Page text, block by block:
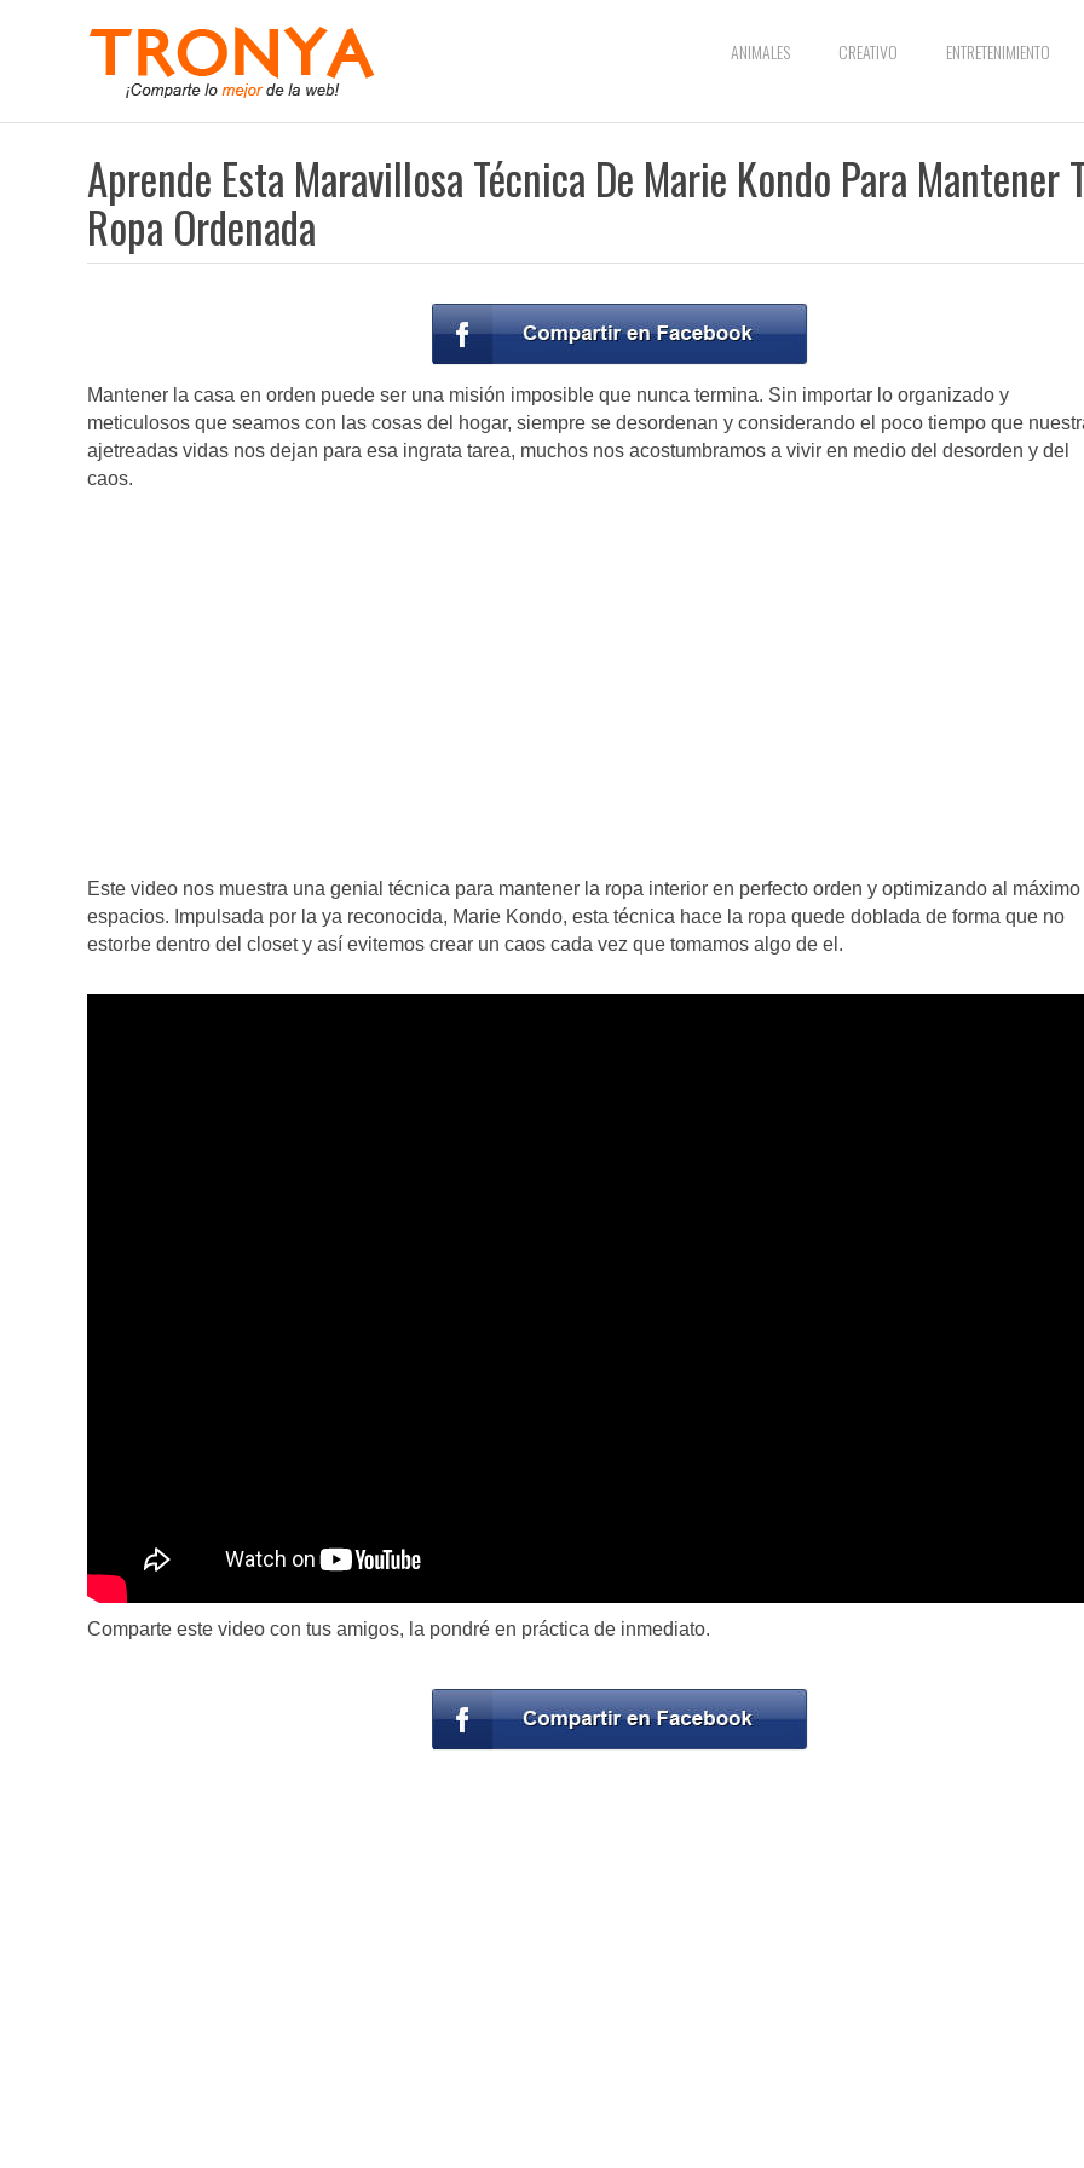
ANIMALES CREATIVO ENTRETENIMIENTO
Aprende Esta Maravillosa Técnica De Marie Kondo Para Mantener
Ropa Ordenada
Mantener la casa en orden puede ser una misión imposible que nunca termina. Sin importar lo organizado y
meticulosos que seamos con las cosas del hogar, siempre se desordenan y considerando el poco tiempo que
ajetreadas vidas nos dejan para esa ingrata tarea, muchos nos acostumbramos a vivir en medio del desorden y del
caos.
Este video nos muestra una genial técnica para mantener la ropa interior en perfecto orden y optimizando al
espacios. Impulsada por la ya reconocida, Marie Kondo, esta técnica hace la ropa quede doblada de forma que no
estorbe dentro del closet y así evitemos crear un caos cada vez que tomamos algo de el.
Comparte este video con tus amigos, la pondré en práctica de inmediato.